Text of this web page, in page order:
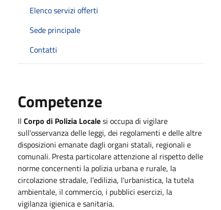
Elenco servizi offerti
Sede principale
Contatti
Competenze
Il Corpo di Polizia Localesi occupa di vigilare
sull'osservanza delle leggi, dei regolamenti e delle altre
disposizioni emanate dagli organi statali, regionali e
comunali. Presta particolare attenzione al rispetto delle
norme concernenti la polizia urbana e rurale, la
circolazione stradale, l'edilizia, l'urbanistica, la tutela
ambientale, il commercio, i pubblici esercizi, la
vigilanza igienica e sanitaria.